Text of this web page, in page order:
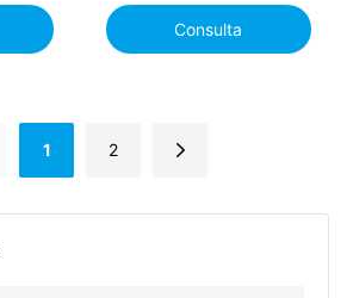
Consulta
1 2